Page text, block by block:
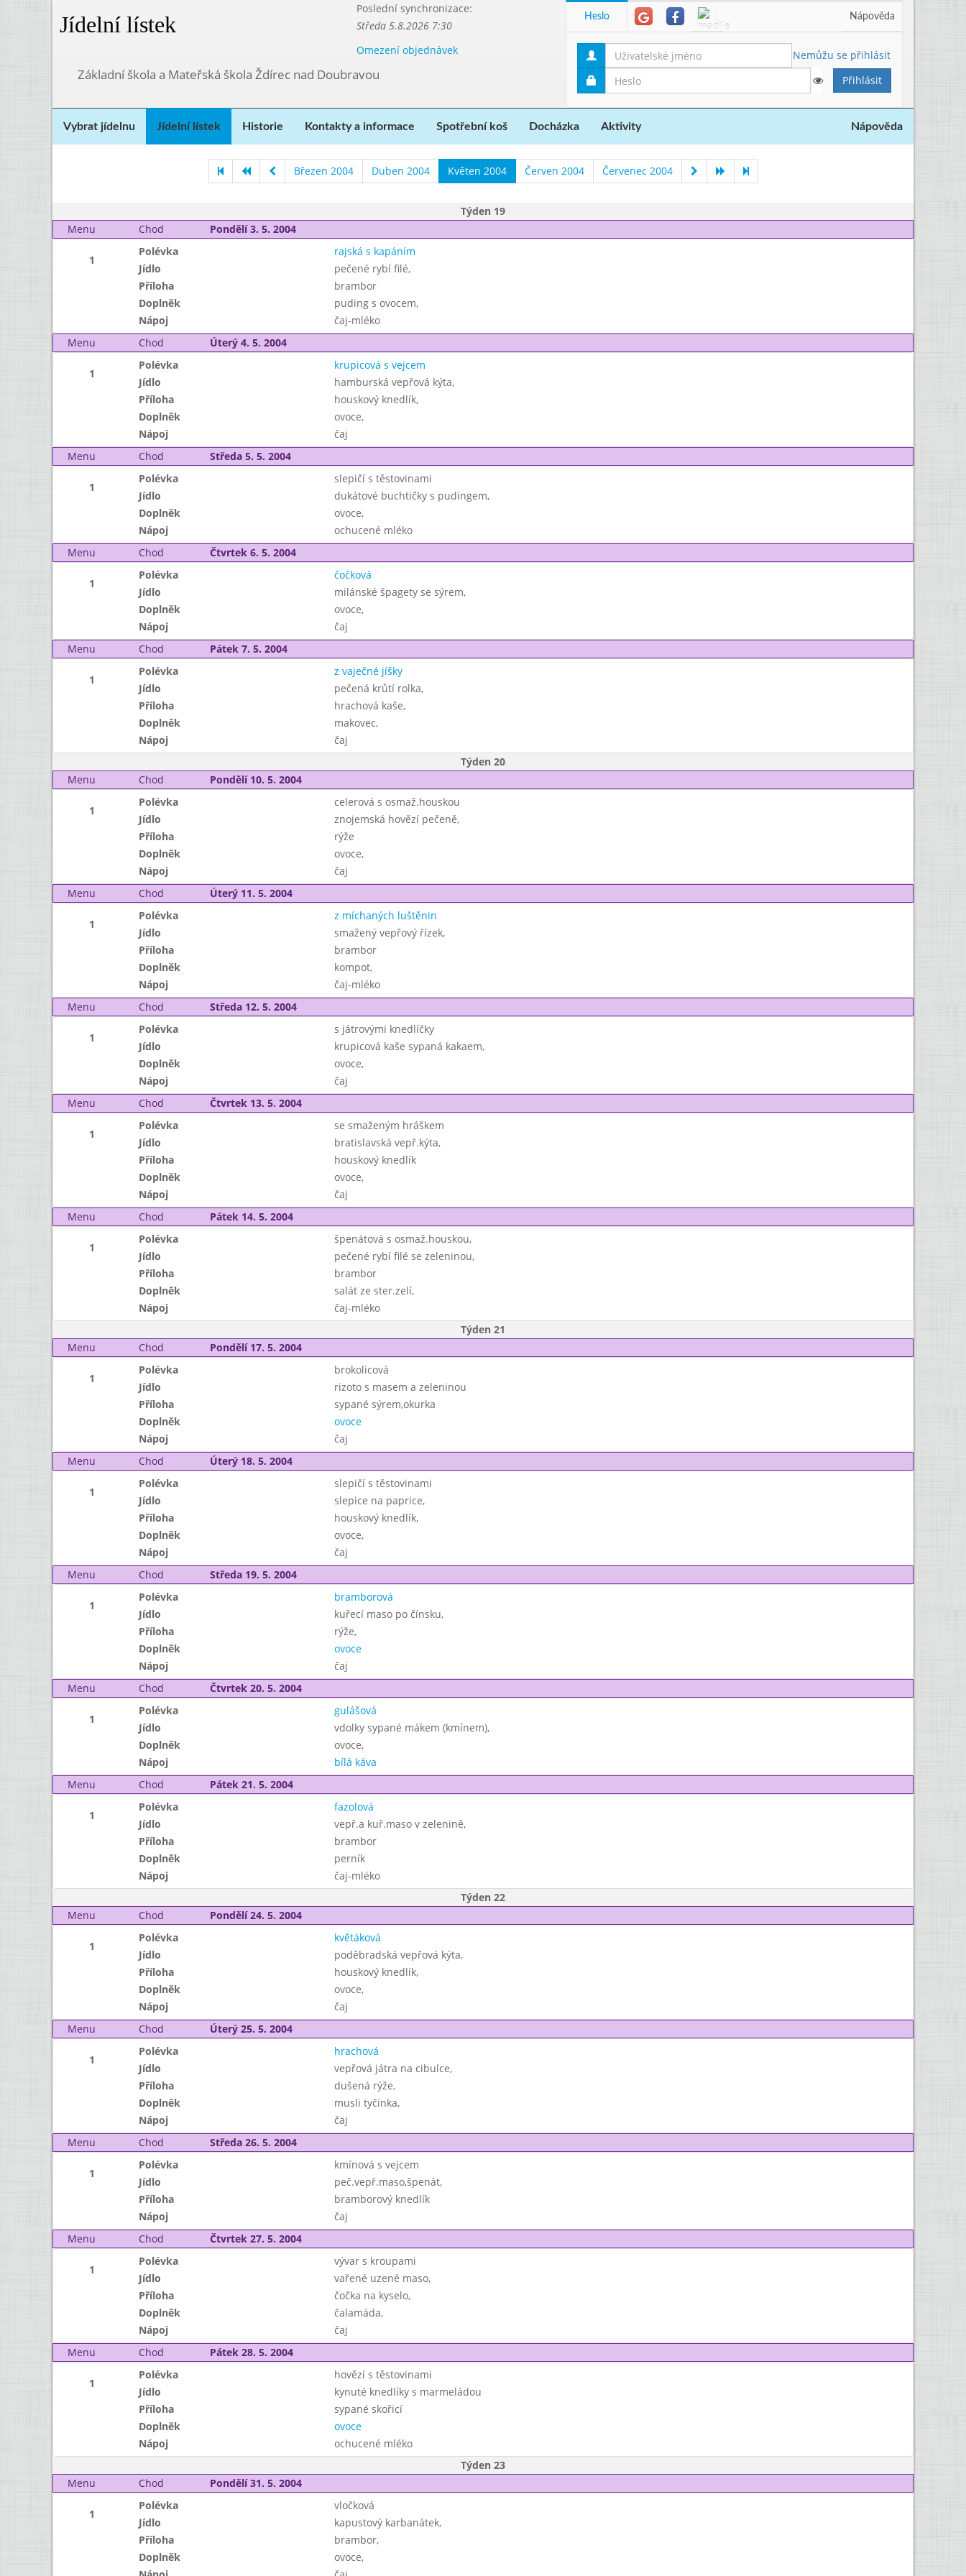
Jídelní lístek
Poslední synchronizace:
Středa 5.8.2026 7:30
Omezení objednávek
Základní škola a Mateřská škola Ždírec nad Doubravou
Heslo Nápověda
Nemůžu se přihlásit
Vybrat jídelnu Jídelní lístek Historie Kontakty a informace Spotřební koš Docházka Aktivity Nápověda
Březen 2004 Duben 2004 Květen 2004 Červen 2004 Červenec 2004
Týden 19
Menu
Chod Pondělí 3. 5. 2004
1
Polévka
rajská s kapáním
Jídlo
pečené rybí filé,
Příloha
brambor
Doplněk
puding s ovocem,
Nápoj
čaj-mléko
Menu
Chod Úterý 4. 5. 2004
1
Polévka
krupicová s vejcem
Jídlo
hamburská vepřová kýta,
Příloha
houskový knedlík,
Doplněk
ovoce,
Nápoj
čaj
Menu
Chod Středa 5. 5. 2004
1
Polévka
slepičí s těstovinami
Jídlo
dukátové buchtičky s pudingem,
Doplněk
ovoce,
Nápoj
ochucené mléko
Menu
Chod Čtvrtek 6. 5. 2004
1
Polévka
čočková
Jídlo
milánské špagety se sýrem,
Doplněk
ovoce,
Nápoj
čaj
Menu
Chod Pátek 7. 5. 2004
1
Polévka
z vaječné jíšky
Jídlo
pečená krůtí rolka,
Příloha
hrachová kaše,
Doplněk
makovec,
Nápoj
čaj
Týden 20
Menu
Chod Pondělí 10. 5. 2004
1
Polévka
celerová s osmaž.houskou
Jídlo
znojemská hovězí pečeně,
Příloha
rýže
Doplněk
ovoce,
Nápoj
čaj
Menu
Chod Úterý 11. 5. 2004
1
Polévka
z míchaných luštěnin
Jídlo
smažený vepřový řízek,
Příloha
brambor
Doplněk
kompot,
Nápoj
čaj-mléko
Menu
Chod Středa 12. 5. 2004
1
Polévka
s játrovými knedlíčky
Jídlo
krupicová kaše sypaná kakaem,
Doplněk
ovoce,
Nápoj
čaj
Menu
Chod Čtvrtek 13. 5. 2004
1
Polévka
se smaženým hráškem
Jídlo
bratislavská vepř.kýta,
Příloha
houskový knedlík
Doplněk
ovoce,
Nápoj
čaj
Menu
Chod Pátek 14. 5. 2004
1
Polévka
špenátová s osmaž.houskou,
Jídlo
pečené rybí filé se zeleninou,
Příloha
brambor
Doplněk
salát ze ster.zelí,
Nápoj
čaj-mléko
Týden 21
Menu
Chod Pondělí 17. 5. 2004
1
Polévka
brokolicová
Jídlo
rizoto s masem a zeleninou
Příloha
sypané sýrem,okurka
Doplněk
ovoce
Nápoj
čaj
Menu
Chod Úterý 18. 5. 2004
1
Polévka
slepičí s těstovinami
Jídlo
slepice na paprice,
Příloha
houskový knedlík,
Doplněk
ovoce,
Nápoj
čaj
Menu
Chod Středa 19. 5. 2004
1
Polévka
bramborová
Jídlo
kuřecí maso po čínsku,
Příloha
rýže,
Doplněk
ovoce
Nápoj
čaj
Menu
Chod Čtvrtek 20. 5. 2004
1
Polévka
gulášová
Jídlo
vdolky sypané mákem (kmínem),
Doplněk
ovoce,
Nápoj
bílá káva
Menu
Chod Pátek 21. 5. 2004
1
Polévka
fazolová
Jídlo
vepř.a kuř.maso v zelenině,
Příloha
brambor
Doplněk
perník
Nápoj
čaj-mléko
Týden 22
Menu
Chod Pondělí 24. 5. 2004
1
Polévka
květáková
Jídlo
poděbradská vepřová kýta,
Příloha
houskový knedlík,
Doplněk
ovoce,
Nápoj
čaj
Menu
Chod Úterý 25. 5. 2004
1
Polévka
hrachová
Jídlo
vepřová játra na cibulce,
Příloha
dušená rýže,
Doplněk
musli tyčinka,
Nápoj
čaj
Menu
Chod Středa 26. 5. 2004
1
Polévka
kmínová s vejcem
Jídlo
peč.vepř.maso,špenát,
Příloha
bramborový knedlík
Nápoj
čaj
Menu
Chod Čtvrtek 27. 5. 2004
1
Polévka
vývar s kroupami
Jídlo
vařené uzené maso,
Příloha
čočka na kyselo,
Doplněk
čalamáda,
Nápoj
čaj
Menu
Chod Pátek 28. 5. 2004
1
Polévka
hovězí s těstovinami
Jídlo
kynuté knedlíky s marmeládou
Příloha
sypané skořicí
Doplněk
ovoce
Nápoj
ochucené mléko
Týden 23
Menu
Chod Pondělí 31. 5. 2004
1
Polévka
vločková
Jídlo
kapustový karbanátek,
Příloha
brambor,
Doplněk
ovoce,